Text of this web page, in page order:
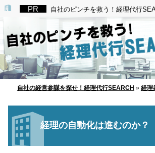
自社のピンチを救う！経理代行
自社の経営参謀を探せ！経理代行SEARCH » 経理
経理の自動化は進むのか？